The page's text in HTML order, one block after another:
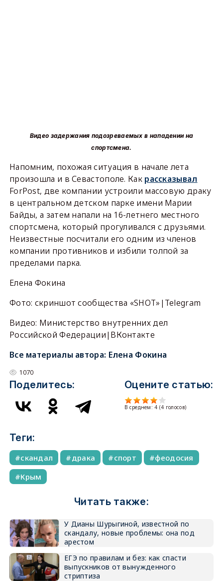
Видео задержания подозреваемых в нападении на
спортсмена.
Напомним, похожая ситуация в начале лета
произошла и в Севастополе. Как рассказывал
ForPost, две компании устроили массовую драку
в центральном детском парке имени Марии
Байды, а затем напали на 16-летнего местного
спортсмена, который прогуливался с друзьями.
Неизвестные посчитали его одним из членов
компании противников и избили толпой за
пределами парка.
Елена Фокина
Фото: скриншот сообщества «SHOT»|Telegram
Видео: Министерство внутренних дел
Российской Федерации|ВКонтакте
Все материалы автора: Елена Фокина
1070
Поделитесь: Оцените статью:
В среднем:4 (4 голосов)
Теги:
скандал драка спорт
феодосия
Крым
Читать также:
У Дианы Шурыгиной, известной по
скандалу, новые проблемы: она под
арестом
ЕГЭ по правилам и без: как спасти
выпускников от вынужденного
стриптиза